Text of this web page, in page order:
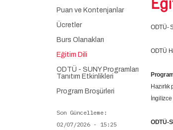
ODTÜ-
ODTÜ
ODTÜ-
Puan ve Kontenjanlar
Ücretler
Burs Olanakları
Eğitim Dili
ODTÜ - SUNY Programları
Tanıtım Etkinlikleri
Program Broşürleri
Son Güncelleme
02/07/2026 - 15:25